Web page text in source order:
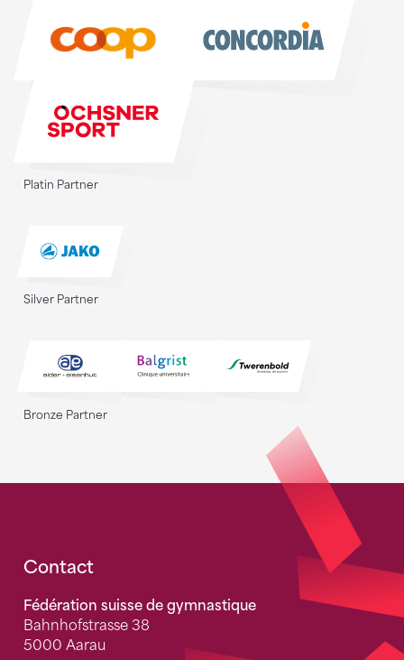
Platin Partner
Silver Partner
Bronze Partner
Fusszeile
Contact
Fédération suisse de gymnastique
Bahnhofstrasse 38
5000 Aarau